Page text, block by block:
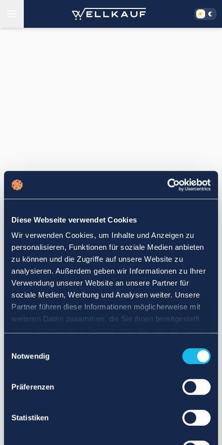
Diese Webseite verwendet Cookies
Wir verwenden Cookies, um Inhalte und Anzeigen zu
personalisieren, Funktionen für soziale Medien anbieten
zu können und die Zugriffe auf unsere Website zu
analysieren. Außerdem geben wir Informationen zu Ihrer
Verwendung unserer Website an unsere Partner für
soziale Medien, Werbung und Analysen weiter. Unsere
Partner führen diese Informationen möglicherweise mit
weiteren Daten zusammen, die Sie ihnen bereitgestellt
Notwendig
Präferenzen
Statistiken